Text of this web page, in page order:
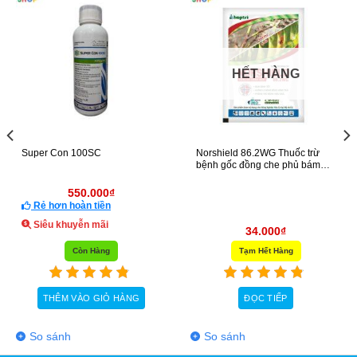
Super Con 100SC
550.000₫
Rẻ hơn hoàn tiền
Siêu khuyễn mãi
Còn Hàng
THÊM VÀO GIỎ HÀNG
So sánh
HẾT HÀNG
Norshield 86.2WG Thuốc trừ
bệnh gốc đồng che phủ bám
34.000₫
Tạm Hết Hàng
ĐỌC TIẾP
So sánh